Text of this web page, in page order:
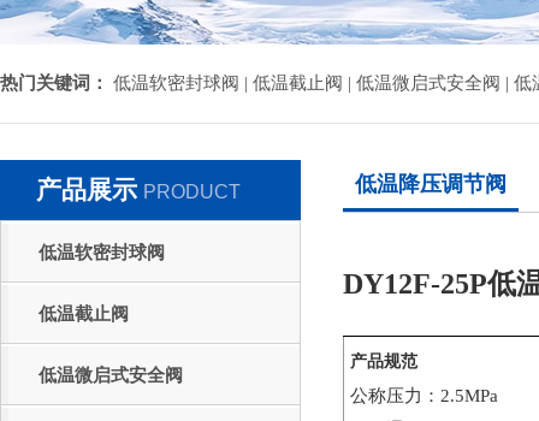
热门关键词： 低温软密封球阀 | 低温截止阀 | 低温微启式安全阀 | 低
产品展示 PRODUCT
低温软密封球阀
低温截止阀
低温微启式安全阀
低温降压调节阀
DY12F-25P低
产品规范
公称压力：2.5MPa